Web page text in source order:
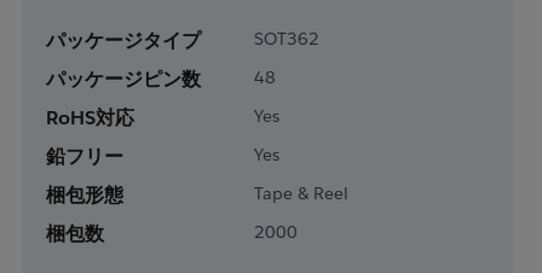
パッケージタイプ SOT362
パッケージピン数 48
RoHS対応 Yes
鉛フリー Yes
梱包形態 Tape & Reel
梱包数 2000